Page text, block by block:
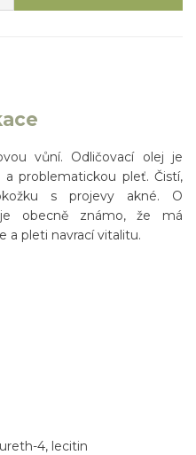
vůní. Odličovací olej je
problematickou pleť. Čistí,
s projevy akné. O
obecně známo, že má
a pleti navrací vitalitu.
4, lecitin